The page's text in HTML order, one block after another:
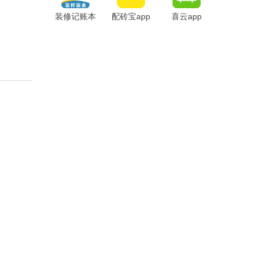
装修记账本
配砖宝app 喜云app